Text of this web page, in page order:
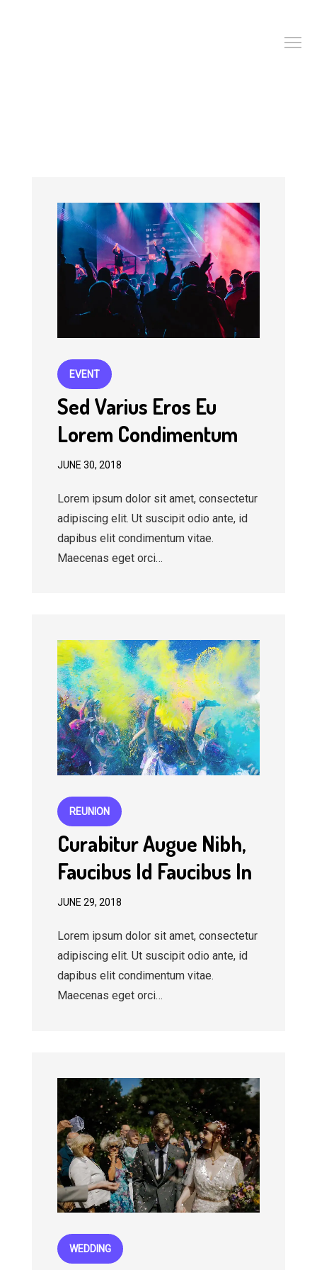
EVENT
Sed Varius Eros Eu
Lorem Condimentum
JUNE 30, 2018
Lorem ipsum dolor sit amet, consectetur
adipiscing elit. Ut suscipit odio ante, id
dapibus elit condimentum vitae.
Maecenas eget orci…
REUNION
Curabitur Augue Nibh,
Faucibus Id Faucibus In
JUNE 29, 2018
Lorem ipsum dolor sit amet, consectetur
adipiscing elit. Ut suscipit odio ante, id
dapibus elit condimentum vitae.
Maecenas eget orci…
WEDDING